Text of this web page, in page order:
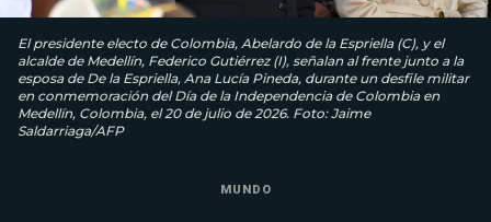
El presidente electo de Colombia, Abelardo de la Espriella (C), y el
alcalde de Medellín, Federico Gutiérrez (I), señalan al frente junto a la
esposa de De la Espriella, Ana Lucía Pineda, durante un desfile militar
en conmemoración del Día de la Independencia de Colombia en
Medellín, Colombia, el 20 de julio de 2026. Foto: Jaime
Saldarriaga/AFP
MUNDO